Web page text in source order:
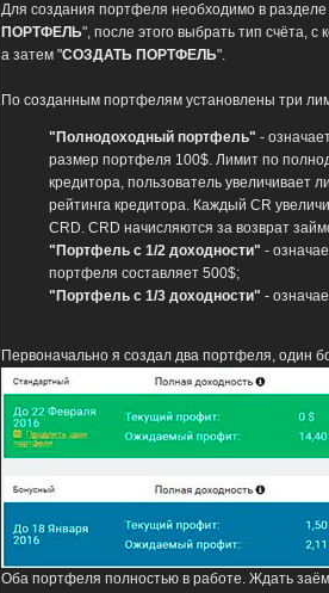
Для создания портфеля необходимо в разделе
ПОРТФЕЛЬ", после этого выбрать тип счёта, с
а затем "СОЗДАТЬ ПОРТФЕЛЬ".
По созданным портфелям установлены три
"Полнодоходный портфель" -
размер портфеля 100$. Лимит по
кредитора, пользователь увеличивает
рейтинга кредитора. Каждый CR
CRD. CRD начисляются за возврат
"Портфель с 1/2 доходности" -
портфеля составляет 500$;
"Портфель с 1/3 доходности" -
Первоначально я создал два портфеля, один
Оба портфеля полностью в работе. Ждать